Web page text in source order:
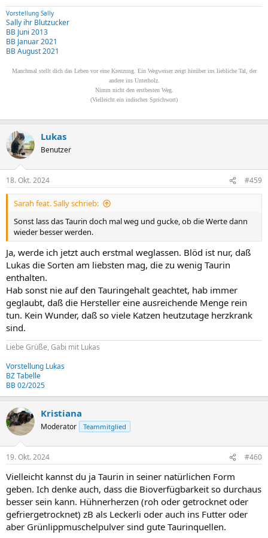
Vorstellung Sally
Sally ihr Blutzucker
BB Juni 2013
BB Januar 2021
BB August 2021
Manchmal stellt dich das Leben vor eine Kreuzung. Ein Wegweiser zeigt hinüber ins liebliche Tal, der
andere ins Unterholz.
Nimm nicht den erstbesten Weg.
(Vielleicht ein indisches Sprichwort)
Lukas
Benutzer
18. Okt. 2024 #459
Sarah feat. Sally schrieb:
Sonst lass das Taurin doch mal weg und gucke, ob die Werte dann
wieder besser werden.
Ja, werde ich jetzt auch erstmal weglassen. Blöd ist nur, daß
Lukas die Sorten am liebsten mag, die zu wenig Taurin
enthalten.
Hab sonst nie auf den Tauringehalt geachtet, hab immer
geglaubt, daß die Hersteller eine ausreichende Menge rein
tun. Kein Wunder, daß so viele Katzen heutzutage herzkrank
sind.
Liebe Grüße, Gabi mit Lukas
Vorstellung Lukas
BZ Tabelle
BB 02/2025
Kristiana
Moderator Teammitglied
19. Okt. 2024 #460
Vielleicht kannst du ja Taurin in seiner natürlichen Form
geben. Ich denke auch, dass die Bioverfügbarkeit so durchaus
besser sein kann. Hühnerherzen (roh oder getrocknet oder
gefriergetrocknet) zB als Leckerli oder auch ins Futter oder
aber Grünlippmuschelpulver sind gute Taurinquellen.